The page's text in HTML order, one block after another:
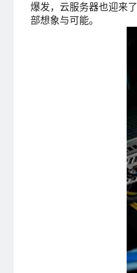
爆发，云服务器也迎来了
部想象与可能。